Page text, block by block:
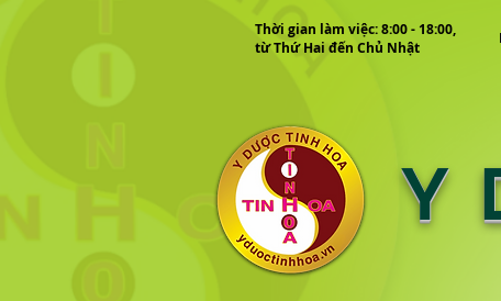
Thời gian làm việc: 8:00 - 18:00,
từ Thứ Hai đến Chủ Nhật
Y